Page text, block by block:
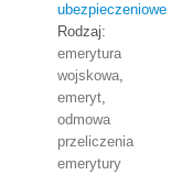
ubezpieczeniowe
Rodzaj:
emerytura
wojskowa,
emeryt,
odmowa
przeliczenia
emerytury